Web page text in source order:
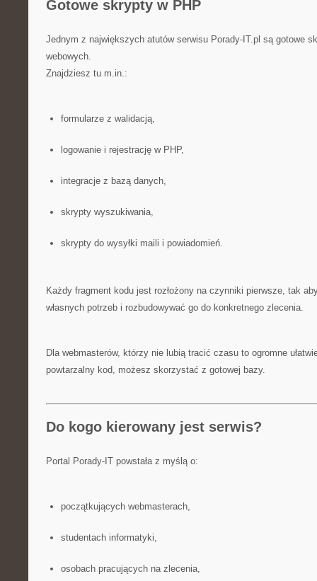
Gotowe skrypty w PHP
Jednym z największych atutów serwisu Porady-IT.pl są gotowe
webowych.
Znajdziesz tu m.in.:
formularze z walidacją,
logowanie i rejestrację w PHP,
integracje z bazą danych,
skrypty wyszukiwania,
skrypty do wysyłki maili i powiadomień.
Każdy fragment kodu jest rozłożony na czynniki pierwsze, tak
własnych potrzeb i rozbudowywać go do konkretnego zlecenia.
Dla webmasterów, którzy nie lubią tracić czasu to ogromne
powtarzalny kod, możesz skorzystać z gotowej bazy.
Do kogo kierowany jest serwis?
Portal Porady-IT powstała z myślą o:
początkujących webmasterach,
studentach informatyki,
osobach pracujących na zlecenia,